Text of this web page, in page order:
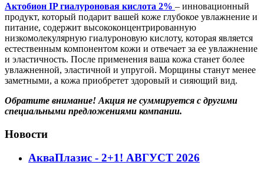
Актобион IP гиалуроновая кислота 2% – инновационный
продукт, который подарит вашей коже глубокое увлажнение и
питание, содержит высококонцентрированную
низкомолекулярную гиалуроновую кислоту, которая является
естественным компонентом кожи и отвечает за ее увлажнение
и эластичность. После применения ваша кожа станет более
увлажненной, эластичной и упругой. Морщины станут менее
заметными, а кожа приобретет здоровый и сияющий вид.
Обратите внимание! Акция не суммируется с другими
специальными предложениями компании.
Новости
АкваПлазис - 2+1! АВГУСТ 2026